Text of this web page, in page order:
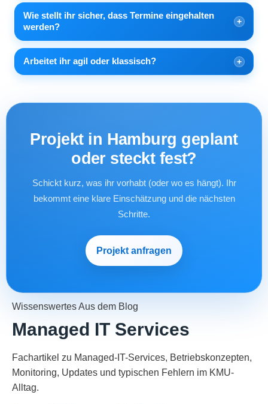
Wie stellt ihr sicher, dass Termine eingehalten
werden?
Arbeitet ihr agil oder klassisch?
Projekt in Hamburg geplant
oder steckt fest?
Schickt kurz, was ihr vorhabt (oder wo es hängt). Ihr
bekommt eine klare Einschätzung und die nächsten
Schritte.
Projekt anfragen
Wissenswertes Aus dem Blog
Managed IT Services
Fachartikel zu Managed-IT-Services, Betriebskonzepten,
Monitoring, Updates und typischen Fehlern im KMU-
Alltag.